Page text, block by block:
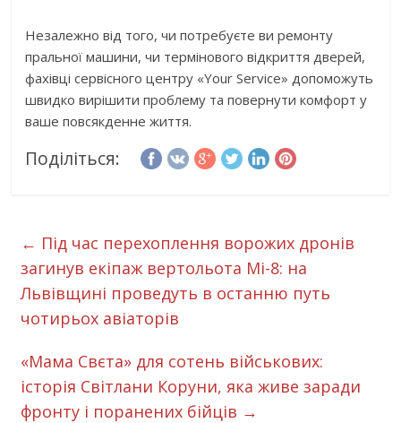
Незалежно від того, чи потребуєте ви ремонту
пральної машини, чи термінового відкриття дверей,
фахівці сервісного центру «Your Service» допоможуть
швидко вирішити проблему та повернути комфорт у
ваше повсякденне життя.
Поділіться:
← Під час перехоплення ворожих дронів
загинув екіпаж вертольота Мі-8: на
Львівщині проведуть в останню путь
чотирьох авіаторів
«Мама Свєта» для сотень військових:
історія Світлани Коруни, яка живе заради
фронту і поранених бійців →